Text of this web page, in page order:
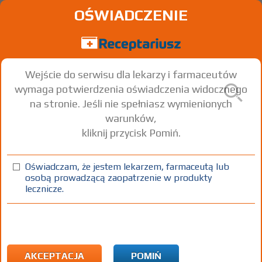
® 5; -10; -20; -40
Quinapril
tabl. powl. 10 mg 30 szt. Doustnie
100%
OŚWIADCZENIE
Wejście do serwisu dla lekarzy i farmaceutów
wymaga potwierdzenia oświadczenia widocznego
na stronie. Jeśli nie spełniasz wymienionych
warunków,
kliknij przycisk Pomiń.
Oświadczam, że jestem lekarzem, farmaceutą lub
osobą prowadzącą zaopatrzenie w produkty
lecznicze.
AKCEPTACJA POMIŃ